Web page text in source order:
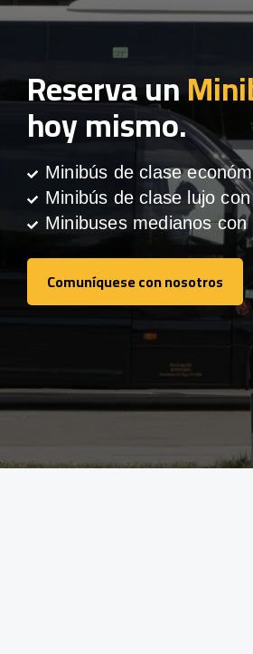
Reserva un
hoy mismo.
Minibús de clase
Minibús de clase lujo
Minibuses medianos
Comuníquese con nosotros
Comuníquese con nosotros